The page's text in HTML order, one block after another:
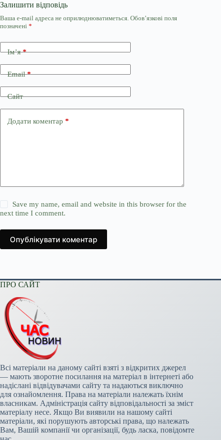
Залишити відповідь
Ваша e-mail адреса не оприлюднюватиметься. Обов’язкові поля
позначені *
Ім’я*
Email*
Сайт
Додати коментар *
Save my name, email and website in this browser for the
next time I comment.
Опублікувати коментар
ПРО САЙТ
Всі матеріали на даному сайті взяті з відкритих джерел
— мають зворотне посилання на матеріал в інтернеті або
надіслані відвідувачами сайту та надаються виключно
для ознайомлення. Права на матеріали належать їхнім
власникам. Адміністрація сайту відповідальності за зміст
матеріалу несе. Якщо Ви виявили на нашому сайті
матеріали, які порушують авторські права, що належать
Вам, Вашій компанії чи організації, будь ласка, повідомте